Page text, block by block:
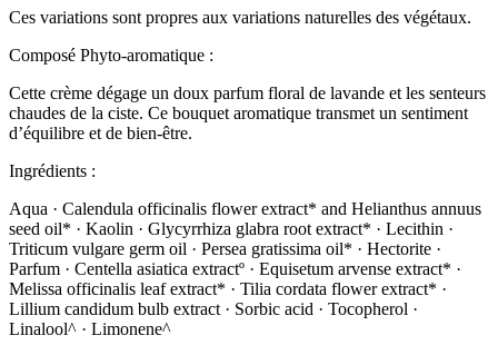
Ces variations sont propres aux variations naturelles des végétaux.
Composé Phyto-aromatique :
Cette crème dégage un doux parfum floral de lavande et les senteurs
chaudes de la ciste. Ce bouquet aromatique transmet un sentiment
d’équilibre et de bien-être.
Ingrédients :
Aqua · Calendula officinalis flower extract* and Helianthus annuus
seed oil* · Kaolin · Glycyrrhiza glabra root extract* · Lecithin ·
Triticum vulgare germ oil · Persea gratissima oil* · Hectorite ·
Parfum · Centella asiatica extractº · Equisetum arvense extract* ·
Melissa officinalis leaf extract* · Tilia cordata flower extract* ·
Lillium candidum bulb extract · Sorbic acid · Tocopherol ·
Linalool^ · Limonene^